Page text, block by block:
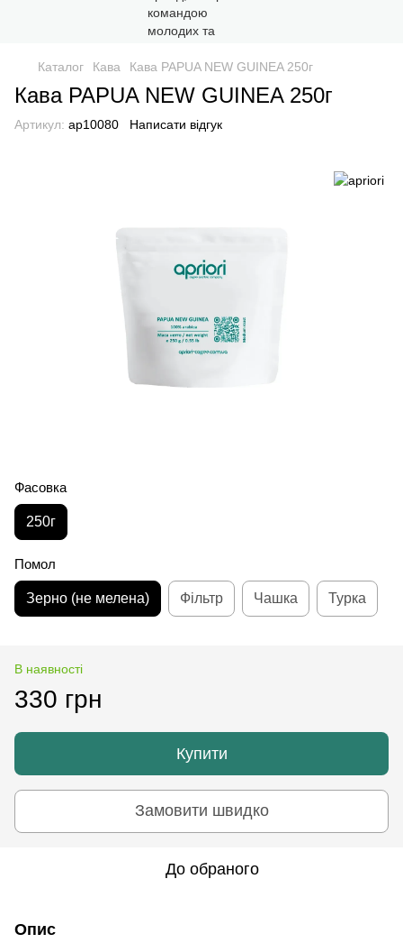
Каталог Кава Кава PAPUA NEW GUINEA 250г
Кава PAPUA NEW GUINEA 250г
Артикул: ap10080 Написати відгук
Фасовка
250г
Помол
Зерно (не мелена) Фільтр Чашка Турка
В наявності
330 грн
Купити
Замовити швидко
До обраного
Опис